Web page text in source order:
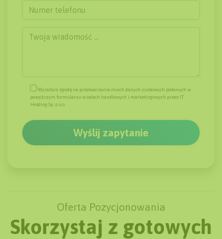
Wyrażam zgodę na przetwarzanie moich danych osobowych podanych w
powyższym formularzu w celach handlowych i marketingowych przez IT
Holding Sp. z o.o.
Oferta Pozycjonowania
Skorzystaj z gotowych